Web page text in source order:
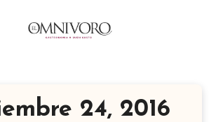
24, 2016